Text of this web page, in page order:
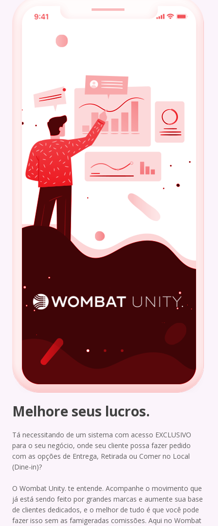
Melhore seus lucros.
Tá necessitando de um sistema com acesso EXCLUSIVO
para o seu negócio, onde seu cliente possa fazer pedido
com as opções de Entrega, Retirada ou Comer no Local
(Dine-in)?
O Wombat Unity. te entende. Acompanhe o movimento que
já está sendo feito por grandes marcas e aumente sua base
de clientes dedicados, e o melhor de tudo é que você pode
fazer isso sem as famigeradas comissões. Aqui no Wombat